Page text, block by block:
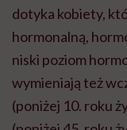
dotyka kobiety,
hormonalną,
niski poziom
wymieniająteż
(poniżej 10. roku ż